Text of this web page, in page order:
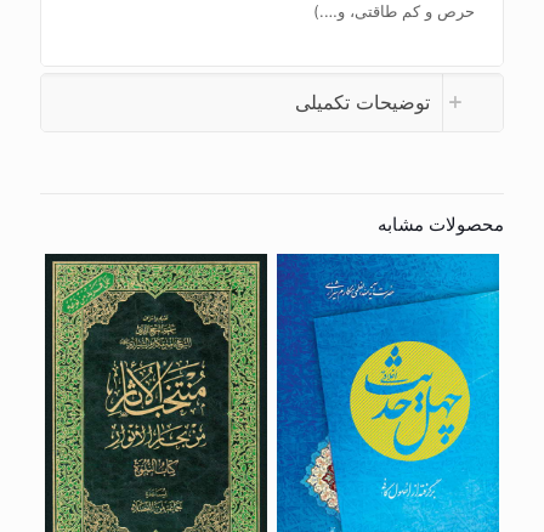
حرص و کم طاقتی، و….)
توضیحات تکمیلی
محصولات مشابه